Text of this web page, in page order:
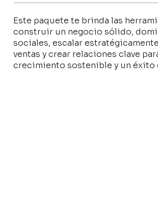
Este paquete te brinda las
construir un negocio sólido,
sociales, escalar
ventas y crear relaciones clave
crecimiento sostenible y un éxito